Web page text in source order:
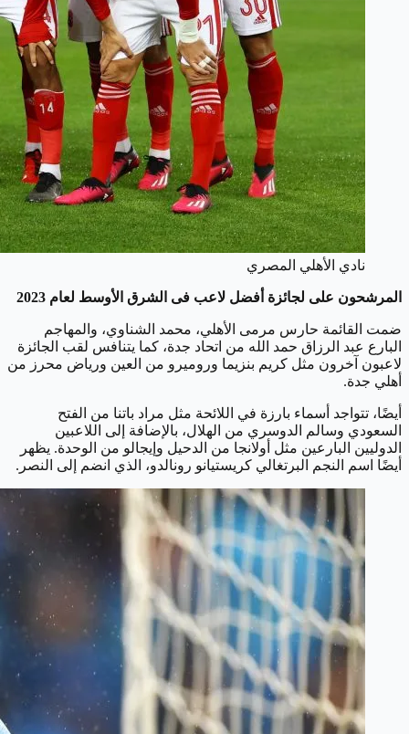
نادي الأهلي المصري
المرشحون على لجائزة أفضل لاعب فى الشرق الأوسط لعام 2023
ضمت القائمة حارس مرمى الأهلي، محمد الشناوي، والمهاجم
البارع عبد الرزاق حمد الله من اتحاد جدة، كما يتنافس لقب الجائزة
لاعبون آخرون مثل كريم بنزيما وروميرو من العين ورياض محرز من
أهلي جدة.
أيضًا، تتواجد أسماء بارزة في اللائحة مثل مراد باتنا من الفتح
السعودي وسالم الدوسري من الهلال، بالإضافة إلى اللاعبين
الدوليين البارعين مثل أولانجا من الدحيل وإيجالو من الوحدة. يظهر
أيضًا اسم النجم البرتغالي كريستيانو رونالدو، الذي انضم إلى النصر.